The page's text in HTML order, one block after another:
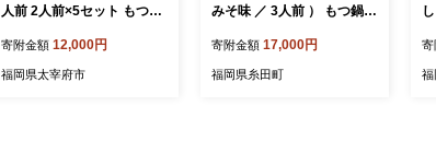
人前 2人前×5セット もつ鍋
ツ鍋 味噌 モツ もつ 鍋セッ
ト みそ
寄附金額 12,000円
福岡県太宰府市
みそ味 ／ 3人前 ） もつ鍋
牛もつ 牛肉 鍋 セット 冷凍
福岡県 糸田町
寄附金額 17,000円
福岡県糸田町
寄
福